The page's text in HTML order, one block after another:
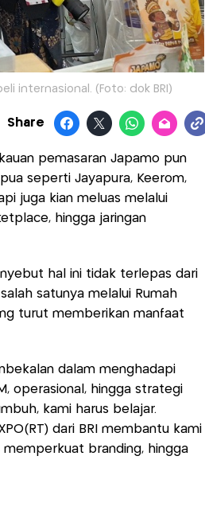
internasional. (Foto: dok BRI)
Share
pemasaran Japamo pun
seperti Jayapura, Keerom,
juga kian meluas melalui
hingga jaringan
hal ini tidak terlepas dari
satunya melalui Rumah
turut memberikan manfaat
dalam menghadapi
operasional, hingga strategi
kami harus belajar.
dari BRI membantu kami
branding, hingga